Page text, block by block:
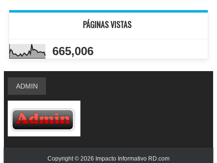
PÁGINAS VISTAS
665,006
ADMIN
Copyright © 2026 Impacto Informativo RD.com